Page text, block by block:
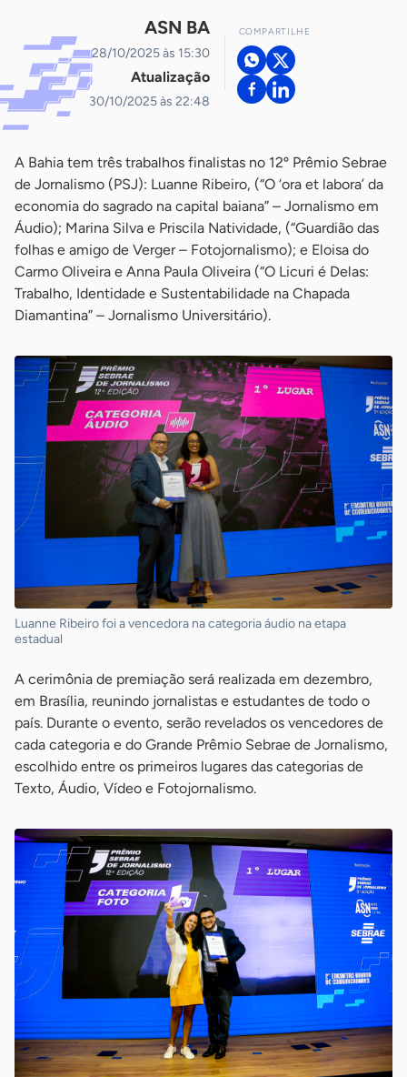
ASN BA
28/10/2025 às 15:30
Atualização
30/10/2025 às 22:48
COMPARTILHE
A Bahia tem três trabalhos finalistas no 12º Prêmio Sebrae
de Jornalismo (PSJ): Luanne Ribeiro, (“O ‘ora et labora’ da
economia do sagrado na capital baiana” – Jornalismo em
Áudio); Marina Silva e Priscila Natividade, (“Guardião das
folhas e amigo de Verger – Fotojornalismo); e Eloisa do
Carmo Oliveira e Anna Paula Oliveira (“O Licuri é Delas:
Trabalho, Identidade e Sustentabilidade na Chapada
Diamantina” – Jornalismo Universitário).
Luanne Ribeiro foi a vencedora na categoria áudio na etapa
estadual
A cerimônia de premiação será realizada em dezembro,
em Brasília, reunindo jornalistas e estudantes de todo o
país. Durante o evento, serão revelados os vencedores de
cada categoria e do Grande Prêmio Sebrae de Jornalismo,
escolhido entre os primeiros lugares das categorias de
Texto, Áudio, Vídeo e Fotojornalismo.